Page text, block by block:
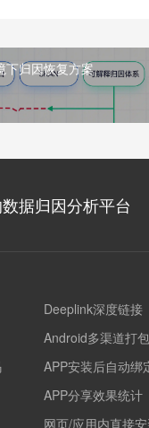
下归因恢复方案
据归因分析平台
Deeplink深度链接
Android多渠道打包
APP安装后自动绑
APP分享效果统计
网页/应用内直接